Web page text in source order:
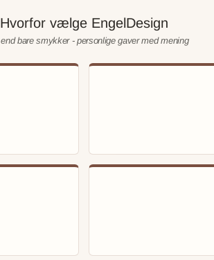
Hvorfor vælge EngelDesign
bare smykker - personlige gaver med mening